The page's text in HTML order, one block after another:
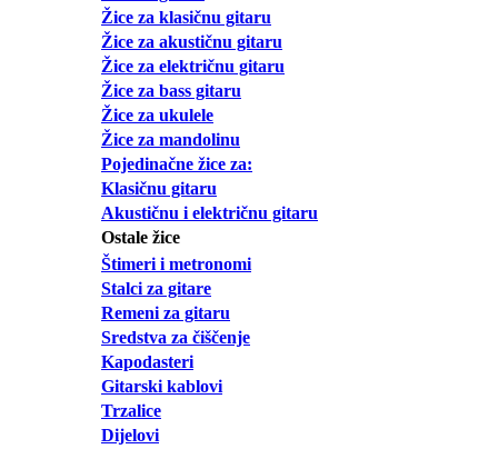
Žice za klasičnu gitaru
Žice za akustičnu gitaru
Žice za električnu gitaru
Žice za bass gitaru
Žice za ukulele
Žice za mandolinu
Pojedinačne žice za:
Klasičnu gitaru
Akustičnu i električnu gitaru
Ostale žice
Štimeri i metronomi
Stalci za gitare
Remeni za gitaru
Sredstva za čiščenje
Kapodasteri
Gitarski kablovi
Trzalice
Dijelovi